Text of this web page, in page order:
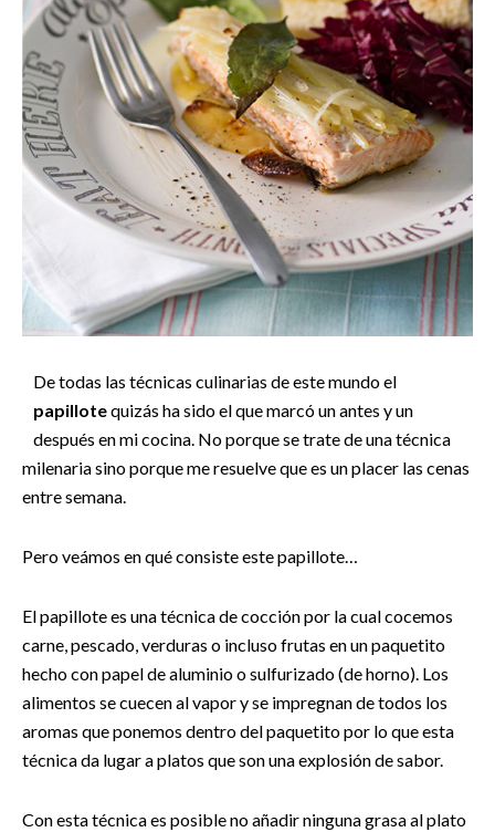
De todas las técnicas culinarias de este mundo el
papillotequizás ha sido el que marcó un antes y un
después en mi cocina. No porque se trate de una técnica
milenaria sino porque me resuelve que es un placer las cenas
entre semana.
Pero veámos en qué consiste este papillote…
El papillote es una técnica de cocción por la cual cocemos
carne, pescado, verduras o incluso frutas en un paquetito
hecho con papel de aluminio o sulfurizado (de horno). Los
alimentos se cuecen al vapor y se impregnan de todos los
aromas que ponemos dentro del paquetito por lo que esta
técnica da lugar a platos que son una explosión de sabor.
Con esta técnica es posible no añadir ninguna grasa al plato